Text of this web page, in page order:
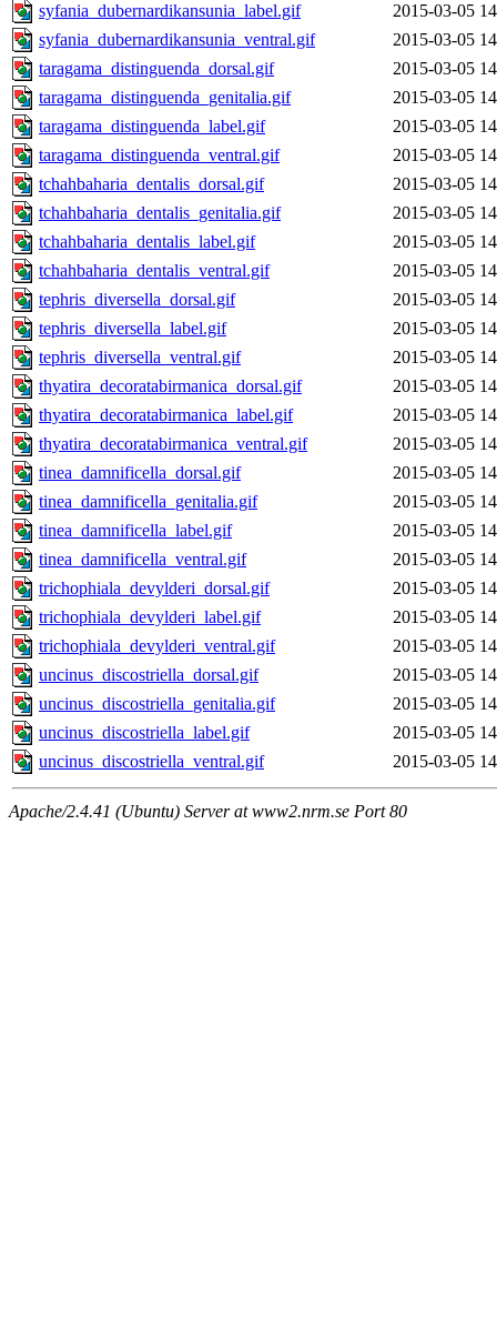
syfania_dubernardikansunia_label.gif
2015-03-05
syfania_dubernardikansunia_ventral.gif
2015-03-05
taragama_distinguenda_dorsal.gif
2015-03-05
taragama_distinguenda_genitalia.gif
2015-03-05
taragama_distinguenda_label.gif
2015-03-05
taragama_distinguenda_ventral.gif
2015-03-05
tchahbaharia_dentalis_dorsal.gif
2015-03-05
tchahbaharia_dentalis_genitalia.gif
2015-03-05
tchahbaharia_dentalis_label.gif
2015-03-05
tchahbaharia_dentalis_ventral.gif
2015-03-05
tephris_diversella_dorsal.gif
2015-03-05
tephris_diversella_label.gif
2015-03-05
tephris_diversella_ventral.gif
2015-03-05
thyatira_decoratabirmanica_dorsal.gif
2015-03-05
thyatira_decoratabirmanica_label.gif
2015-03-05
thyatira_decoratabirmanica_ventral.gif
2015-03-05
tinea_damnificella_dorsal.gif
2015-03-05
tinea_damnificella_genitalia.gif
2015-03-05
tinea_damnificella_label.gif
2015-03-05
tinea_damnificella_ventral.gif
2015-03-05
trichophiala_devylderi_dorsal.gif
2015-03-05
trichophiala_devylderi_label.gif
2015-03-05
trichophiala_devylderi_ventral.gif
2015-03-05
uncinus_discostriella_dorsal.gif
2015-03-05
uncinus_discostriella_genitalia.gif
2015-03-05
uncinus_discostriella_label.gif
2015-03-05
uncinus_discostriella_ventral.gif
2015-03-05
Apache/2.4.41 (Ubuntu) Server at www2.nrm.se Port 80